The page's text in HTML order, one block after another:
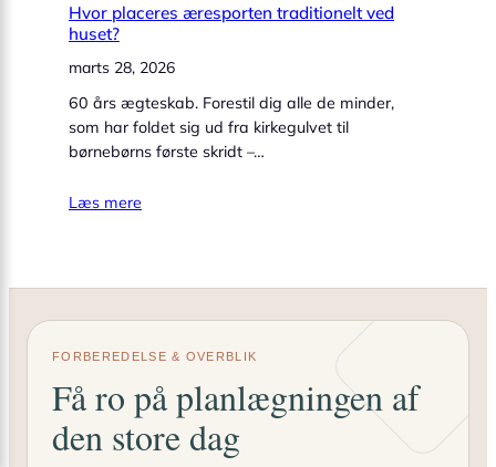
Hvor placeres æresporten traditionelt ved
huset?
marts 28, 2026
60 års ægteskab. Forestil dig alle de minder,
som har foldet sig ud fra kirkegulvet til
børnebørns første skridt –…
Læs mere
FORBEREDELSE & OVERBLIK
Få ro på planlægningen af
den store dag